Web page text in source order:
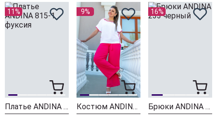
11%
Платье ANDINA 815-1 фуксия
9%
Костюм ANDINA 915-4
16%
Брюки ANDINA 233 черный